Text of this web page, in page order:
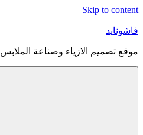
Skip to content
فاشونايد
موقع تصميم الازياء وصناعة الملابس